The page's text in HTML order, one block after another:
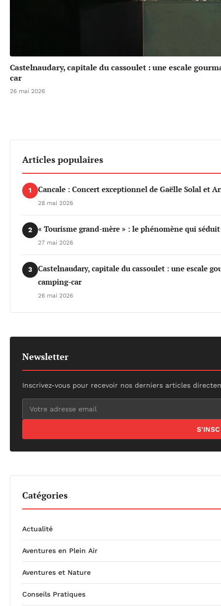
Castelnaudary, capitale du cassoulet : une escale
car
26 mai 2026
Articles populaires
1 Cancale : Concert exceptionnel de Gaëlle Solal et
28 mai 2026
2 « Tourisme grand-mère » : le phénomène qui
27 mai 2026
3
Castelnaudary, capitale du cassoulet : une escale
camping-car
26 mai 2026
Newsletter
Inscrivez-vous pour recevoir nos derniers articles
Catégories
Actualité
Aventures en Plein Air
Aventures et Nature
Conseils Pratiques